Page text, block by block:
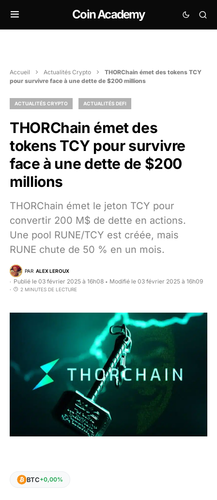
Coin Academy
Accueil Actualités Crypto
THORChain émet des tokens TCY
pour survivre face à une dette de $200 millions
ACTUALITÉS CRYPTO ACTUALITÉS DEFI
THORChain émet des
tokens TCY pour survivre
face à une dette de $200
millions
THORChain émet le jeton TCY pour
convertir 200 M$ de dette en actions.
Une pool RUNE/TCY est créée, mais
RUNE chute de 50 % en un mois.
PAR ALEX LEROUX
Publié le 03 février 2025 à 16h08 • Modifié le 03 février 2025 à 16h09
2 MINUTES DE LECTURE
BTC+0,00%